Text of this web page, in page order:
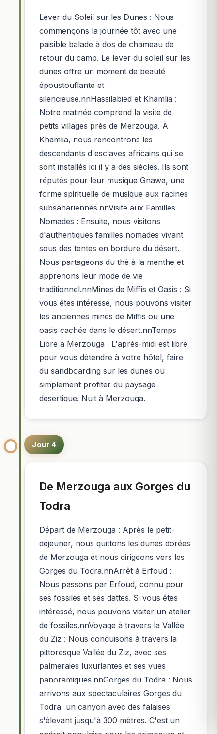
Lever du Soleil sur les Dunes : Nous
commençons la journée tôt avec une
paisible balade à dos de chameau de
retour du camp. Le lever du soleil sur les
dunes offre un moment de beauté
époustouflante et
silencieuse.nnHassilabied et Khamlia :
Notre matinée comprend la visite de
petits villages près de Merzouga. À
Khamlia, nous rencontrons les
descendants d'esclaves africains qui se
sont installés ici il y a des siècles. Ils sont
réputés pour leur musique Gnawa, une
forme spirituelle de musique aux racines
subsahariennes.nnVisite aux Familles
Nomades : Ensuite, nous visitons
d'authentiques familles nomades vivant
sous des tentes en bordure du désert.
Nous partageons du thé à la menthe et
apprenons leur mode de vie
traditionnel.nnMines de Miffis et Oasis : Si
vous êtes intéressé, nous pouvons visiter
les anciennes mines de Miffis ou une
oasis cachée dans le désert.nnTemps
Libre à Merzouga : L'après-midi est libre
pour vous détendre à votre hôtel, faire
du sandboarding sur les dunes ou
simplement profiter du paysage
désertique. Nuit à Merzouga.
Jour 4
De Merzouga aux Gorges du
Todra
Départ de Merzouga : Après le petit-
déjeuner, nous quittons les dunes dorées
de Merzouga et nous dirigeons vers les
Gorges du Todra.nnArrêt à Erfoud :
Nous passons par Erfoud, connu pour
ses fossiles et ses dattes. Si vous êtes
intéressé, nous pouvons visiter un atelier
de fossiles.nnVoyage à travers la Vallée
du Ziz : Nous conduisons à travers la
pittoresque Vallée du Ziz, avec ses
palmeraies luxuriantes et ses vues
panoramiques.nnGorges du Todra : Nous
arrivons aux spectaculaires Gorges du
Todra, un canyon avec des falaises
s'élevant jusqu'à 300 mètres. C'est un